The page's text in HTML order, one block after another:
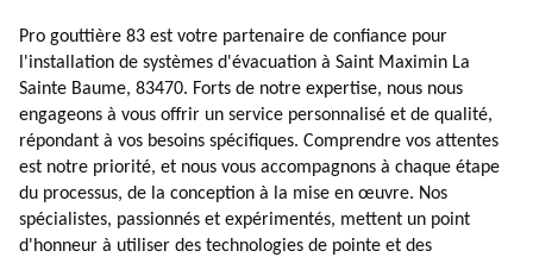
Pro gouttière 83 est votre partenaire de confiance pour
l'installation de systèmes d'évacuation à Saint Maximin La
Sainte Baume, 83470. Forts de notre expertise, nous nous
engageons à vous offrir un service personnalisé et de qualité,
répondant à vos besoins spécifiques. Comprendre vos attentes
est notre priorité, et nous vous accompagnons à chaque étape
du processus, de la conception à la mise en œuvre. Nos
spécialistes, passionnés et expérimentés, mettent un point
d'honneur à utiliser des technologies de pointe et des